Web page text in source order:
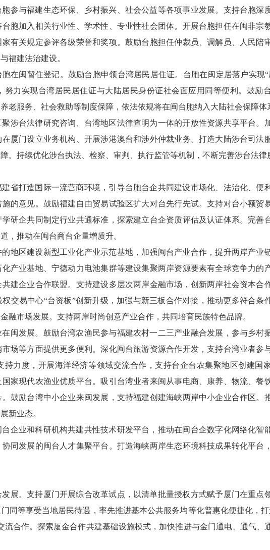
胞参与福建生态环保、乡村振兴、社会公益等各项事业发展。支持台胞深
胞加入相关行业性、学术性、专业性社会团体。开展台胞担任在闽非宗
有关规定参评各级荣誉和奖项。鼓励台胞担任仲裁员、调解员、人民陪
福建法治建设。
胞在闽暂住登记。鼓励台胞申领台湾居民居住证。台胞在闽定居落户实现
努力实现台湾居民居住证与大陆居民身份证社会面应用同等便利。鼓励
老服务、社会救助等制度保障，依法依规将在闽台胞纳入大陆社会保障体
聚涉台法律研究咨询、台湾地区法律查明为一体的开放性资源共享平台。
厦门设立业务机构、开展涉港澳台和涉外仲裁业务。打造大陆涉台司法
。持续优化涉台执法、检察、审判、执行监管等机制，不断完善涉台法律
省打造国际一流营商环境，引导台胞台企共同建设市场化、法治化、便
的意见。鼓励福建自由贸易试验区扩大对台先行先试。支持对台小额贸
研企共同制定行业共通标准，探索建立台企资质评估及认证体系。完善
，推动在闽台商台企量增质升。
的地区建设新型工业化产业示范基地，加强闽台产业合作，提升两岸产业
产业基地、宁德动力电池集群等建设集聚两岸资源要素有全球竞争力的
建企业合作联盟。支持建设多层次两岸金融市场，创新两岸社会资本合
交易中心“台资板”创新升级，加强与新三板合作对接，推动更多符合条
融市场发展。支持两岸时尚创意产业合作，共同培育民族特色品牌。
在闽发展。鼓励台湾农渔民参与福建农村一二三产业融合发展，参与乡村
场等方面提供更多便利。深化闽台旅游资源合作开发，支持台湾业者参
持力度，开展海洋经济等领域交流合作，支持台企台农集聚地区创建国
家现代农渔业优质平台。吸引台湾业者来闽从事电商、康养、物流、餐
鼓励台湾中小企业来闽发展，支持福建创建海峡两岸中小企业合作区。
新业态。
台企业和科研机构共建共性技术研发平台，推动在闽台企数字化网络化智
同发展的闽台人才集聚平台。打造海峡两岸生态环境科技成果转化平台
发展。支持厦门开展综合改革试点，以清单批量授权方式赋予厦门在重点
同等享受当地居民待遇，率先推进基本公共服务均等化普惠化便捷化，
流合作。探索厦金合作共建基础设施模式，加快推进与金门通电、通气、